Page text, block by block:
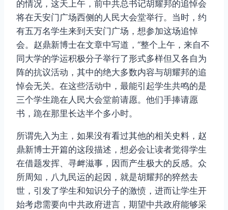
的情况，这天上午，前中共总书记胡耀邦的追悼会
将在天安门广场西侧的人民大会堂举行。当时，约
有五万名学生来到天安门广场，想参加这场追悼
会。赵鼎新博士在文章中写道，“整个上午，来自不
同大学的学运积极分子举行了形式多样但又各自为
阵的抗议活动，其中的绝大多数内容与胡耀邦的追
悼会无关。在这些活动中，最能引起学生共鸣的是
三个学生跪在人民大会堂前请愿。他们手捧请愿
书，跪在那里长达半个多小时。
所谓先入为主，如果没有看过其他的相关史料，赵
鼎新博士开篇的这段描述，想必会让读者觉得学生
在借题发挥、寻衅滋事，因而产生极大的反感。众
所周知，八九民运的起因，就是胡耀邦的猝然去
世，引发了学生和知识分子的激愤，进而让学生开
始考虑需要向中共政府进言，期望中共政府能够采